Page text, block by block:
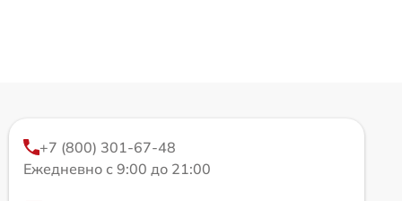
+7 (800) 301-67-48
Ежедневно с 9:00 до 21:00